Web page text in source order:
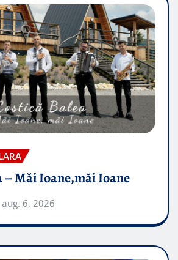
– Măi Ioane,măi Ioane
aug. 6, 2026